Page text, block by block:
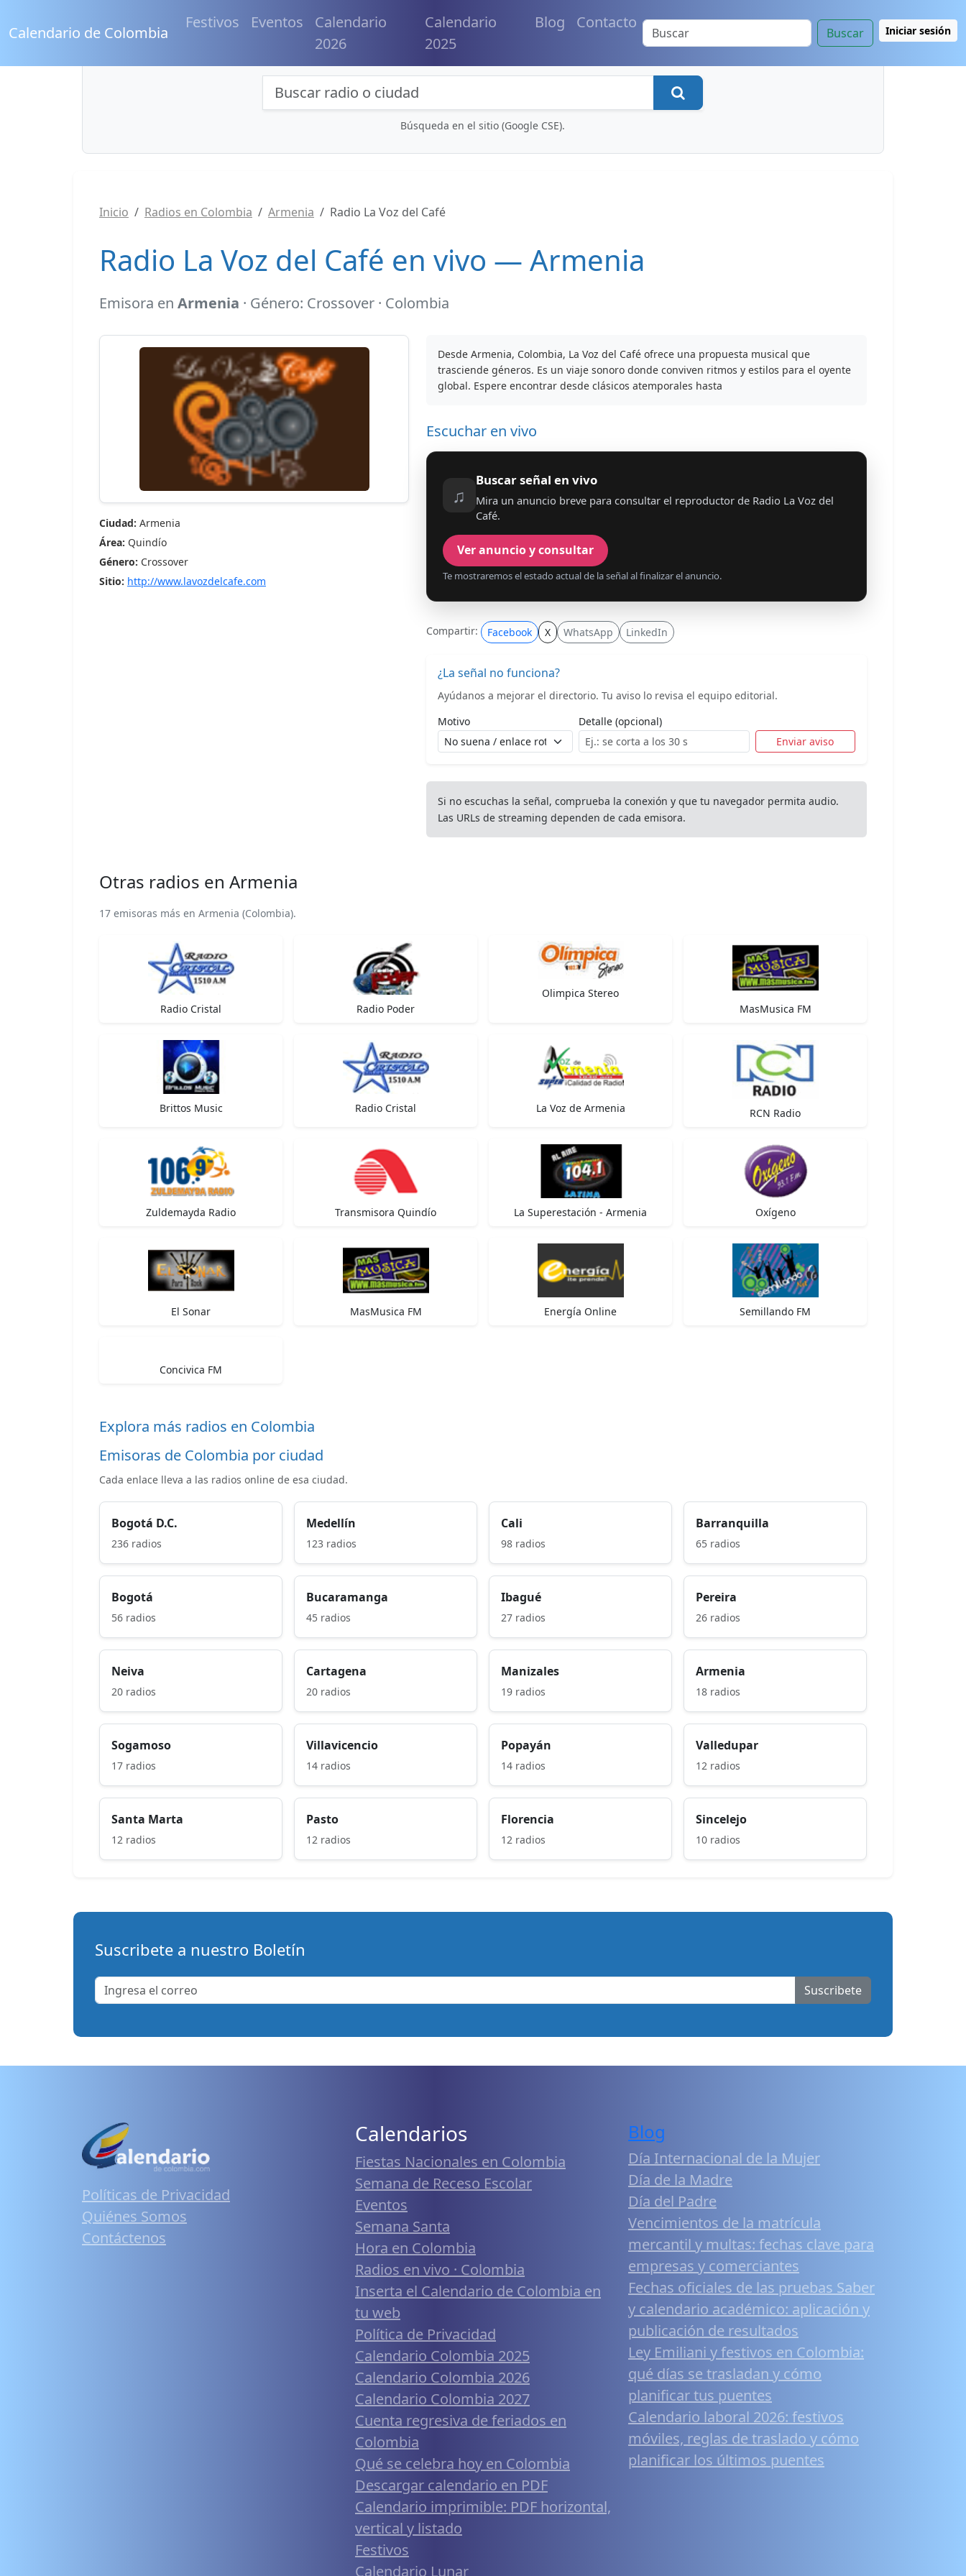
Calendario de Colombia
Festivos Eventos
Calendario
2026
Calendario
2025
Blog Contacto
Buscar Iniciar sesión
Búsqueda de radios y contenidos
Búsqueda en el sitio (Google CSE).
Inicio Radios en Colombia Armenia Radio La Voz del Café
Radio La Voz del Café en vivo — Armenia
Emisora en Armenia · Género: Crossover · Colombia
Ciudad: Armenia
Área: Quindío
Género: Crossover
Sitio: http://www.lavozdelcafe.com
Desde Armenia, Colombia, La Voz del Café ofrece una propuesta musical que
trasciende géneros. Es un viaje sonoro donde conviven ritmos y estilos para el oyente
global. Espere encontrar desde clásicos atemporales hasta
Escuchar en vivo
♫
Buscar señal en vivo
Mira un anuncio breve para consultar el reproductor de Radio La Voz del
Café.
Ver anuncio y consultar
Te mostraremos el estado actual de la señal al finalizar el anuncio.
Compartir: Facebook X WhatsApp LinkedIn
¿La señal no funciona?
Ayúdanos a mejorar el directorio. Tu aviso lo revisa el equipo editorial.
Motivo
Detalle (opcional)
Enviar aviso
Si no escuchas la señal, comprueba la conexión y que tu navegador permita audio.
Las URLs de streaming dependen de cada emisora.
Otras radios en Armenia
17 emisoras más en Armenia (Colombia).
Radio Cristal Radio Poder
Olimpica Stereo
MasMusica FM
Brittos Music Radio Cristal La Voz de Armenia RCN Radio
Zuldemayda Radio Transmisora Quindío La Superestación - Armenia Oxígeno
El Sonar MasMusica FM Energía Online Semillando FM
Concivica FM
Explora más radios en Colombia
Emisoras de Colombia por ciudad
Cada enlace lleva a las radios online de esa ciudad.
Bogotá D.C.
236 radios
Medellín
123 radios
Cali
98 radios
Barranquilla
65 radios
Bogotá
56 radios
Bucaramanga
45 radios
Ibagué
27 radios
Pereira
26 radios
Neiva
20 radios
Cartagena
20 radios
Manizales
19 radios
Armenia
18 radios
Sogamoso
17 radios
Villavicencio
14 radios
Popayán
14 radios
Valledupar
12 radios
Santa Marta
12 radios
Pasto
12 radios
Florencia
12 radios
Sincelejo
10 radios
Suscribete a nuestro Boletín
Suscribete
Políticas de Privacidad
Quiénes Somos
Contáctenos
Calendarios
Fiestas Nacionales en Colombia
Semana de Receso Escolar
Eventos
Semana Santa
Hora en Colombia
Radios en vivo · Colombia
Inserta el Calendario de Colombia en
tu web
Política de Privacidad
Calendario Colombia 2025
Calendario Colombia 2026
Calendario Colombia 2027
Cuenta regresiva de feriados en
Colombia
Qué se celebra hoy en Colombia
Descargar calendario en PDF
Calendario imprimible: PDF horizontal,
vertical y listado
Festivos
Calendario Lunar
Blog
Día Internacional de la Mujer
Día de la Madre
Día del Padre
Vencimientos de la matrícula
mercantil y multas: fechas clave para
empresas y comerciantes
Fechas oficiales de las pruebas Saber
y calendario académico: aplicación y
publicación de resultados
Ley Emiliani y festivos en Colombia:
qué días se trasladan y cómo
planificar tus puentes
Calendario laboral 2026: festivos
móviles, reglas de traslado y cómo
planificar los últimos puentes